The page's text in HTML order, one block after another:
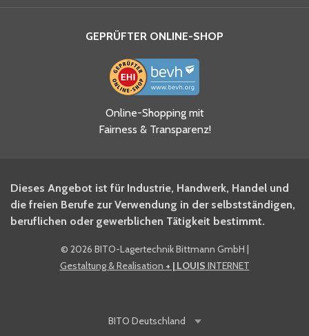
Ja, ich habe die
Datenschutzhinweise gelesen
und akzeptiere diese.
BITO Newsletter Fachwissen
Intralogistiker anmelden.
Ja, ich möchte mich für den
BITO Shop-Newsletter
GEPRÜFTER ONLINE-SHOP
Online-Shopping mit
Fairness & Transparenz!
Dieses Angebot ist für Industrie, Handwerk, Handel und
die freien Berufe zur Verwendung in der selbstständigen,
beruflichen oder gewerblichen Tätigkeit bestimmt.
© 2026 BITO-Lagertechnik Bittmann GmbH |
Gestaltung & Realisation + | LOUIS INTERNET
BITO Deutschland